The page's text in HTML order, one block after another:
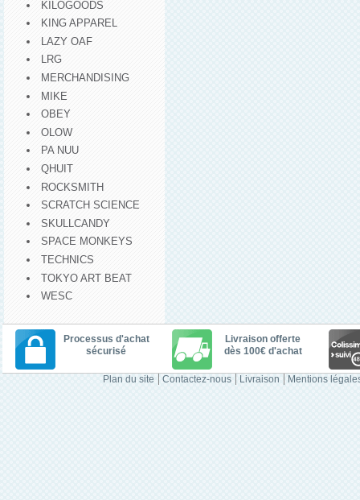
KILOGOODS
KING APPAREL
LAZY OAF
LRG
MERCHANDISING
MIKE
OBEY
OLOW
PA NUU
QHUIT
ROCKSMITH
SCRATCH SCIENCE
SKULLCANDY
SPACE MONKEYS
TECHNICS
TOKYO ART BEAT
WESC
Processus d'achat
sécurisé
Livraison offerte
dès 100€ d'achat
Plan du site Contactez-nous Livraison Mentions